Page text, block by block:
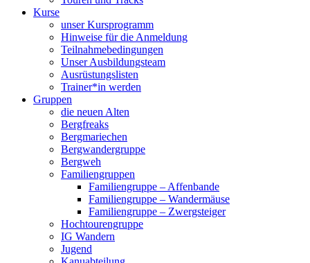
Kurse
unser Kursprogramm
Hinweise für die Anmeldung
Teilnahmebedingungen
Unser Ausbildungsteam
Ausrüstungslisten
Trainer*in werden
Gruppen
die neuen Alten
Bergfreaks
Bergmariechen
Bergwandergruppe
Bergweh
Familiengruppen
Familiengruppe – Affenbande
Familiengruppe – Wandermäuse
Familiengruppe – Zwergsteiger
Hochtourengruppe
IG Wandern
Jugend